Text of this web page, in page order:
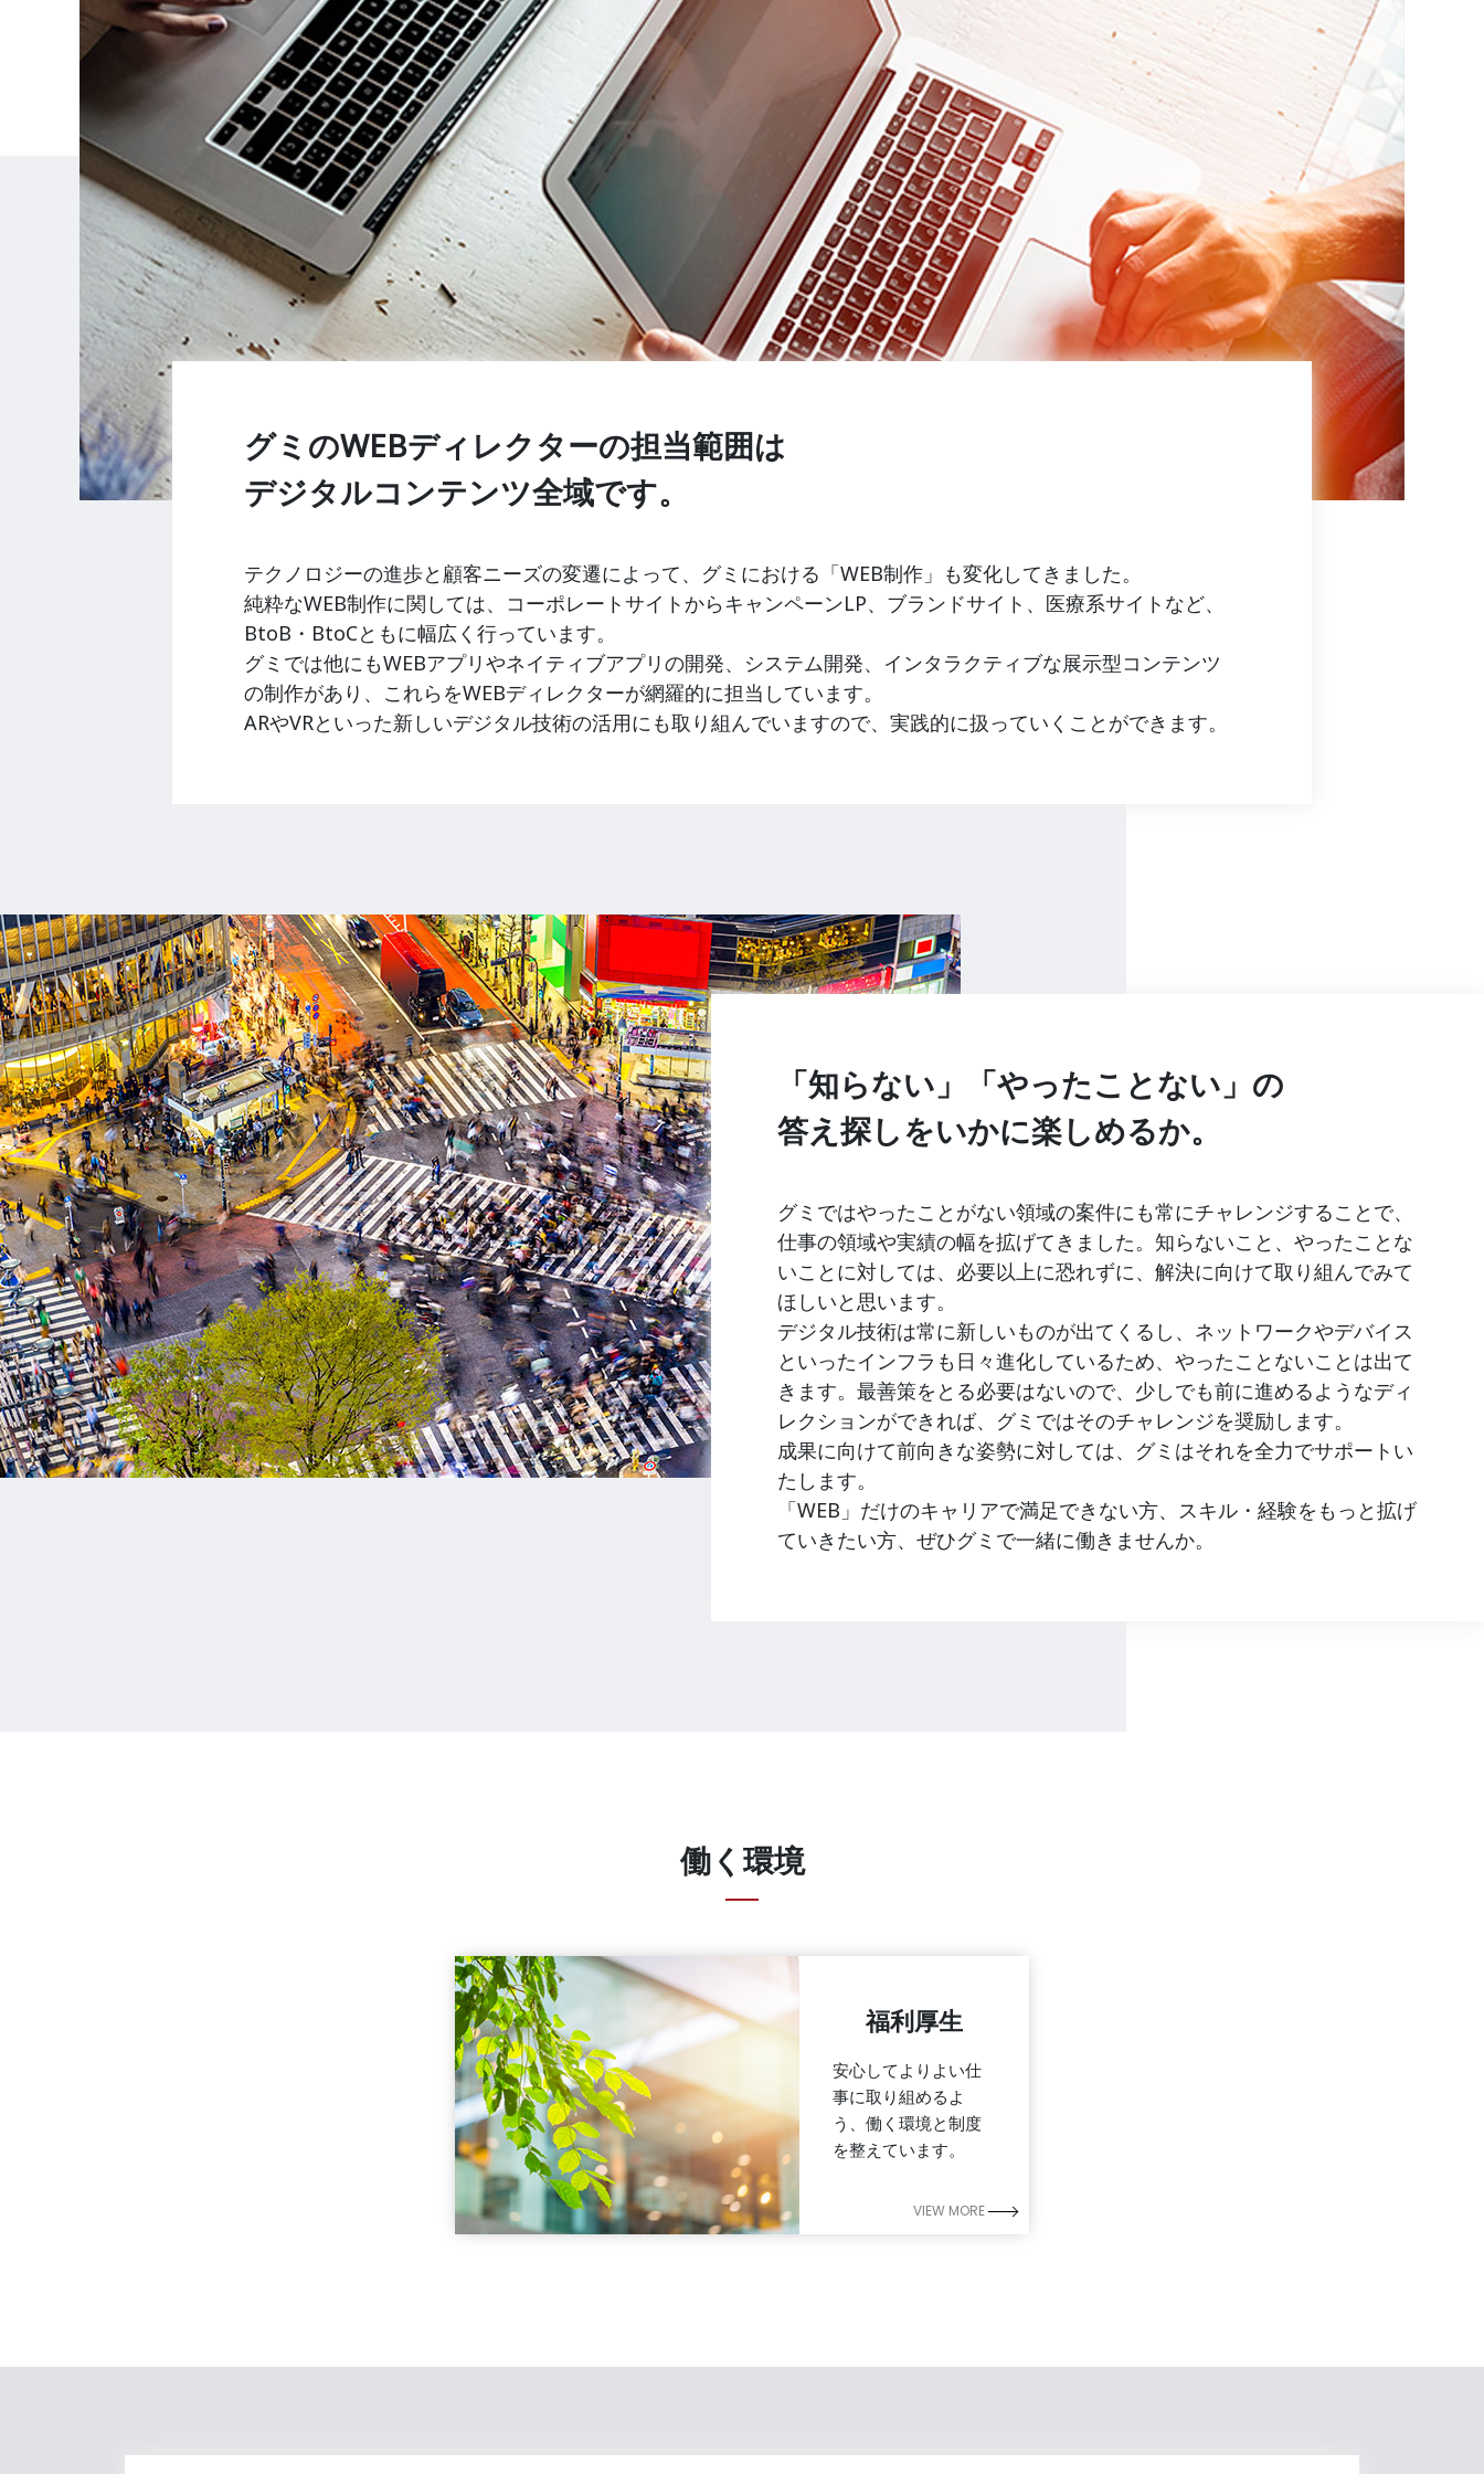
グミのWEBディレクターの担当範囲は
デジタルコンテンツ全域です。
テクノロジーの進歩と顧客ニーズの変遷によって、グミにおける「WEB制作」も変化してきました。
純粋なWEB制作に関しては、コーポレートサイトからキャンペーンLP、ブランドサイト、医療系サイトなど、
BtoB・BtoCともに幅広く行っています。
グミでは他にもWEBアプリやネイティブアプリの開発、システム開発、インタラクティブな展示型コンテンツ
の制作があり、これらをWEBディレクターが網羅的に担当しています。
ARやVRといった新しいデジタル技術の活用にも取り組んでいますので、実践的に扱っていくことができます。
「知らない」「やったことない」の
答え探しをいかに楽しめるか。
グミではやったことがない領域の案件にも常にチャレンジすることで、
仕事の領域や実績の幅を拡げてきました。知らないこと、やったことな
いことに対しては、必要以上に恐れずに、解決に向けて取り組んでみて
ほしいと思います。
デジタル技術は常に新しいものが出てくるし、ネットワークやデバイス
といったインフラも日々進化しているため、やったことないことは出て
きます。最善策をとる必要はないので、少しでも前に進めるようなディ
レクションができれば、グミではそのチャレンジを奨励します。
成果に向けて前向きな姿勢に対しては、グミはそれを全力でサポートい
たします。
「WEB」だけのキャリアで満足できない方、スキル・経験をもっと拡げ
ていきたい方、ぜひグミで一緒に働きませんか。
働く環境
福利厚生
安心してよりよい仕
事に取り組めるよ
う、働く環境と制度
を整えています。
VIEW MORE